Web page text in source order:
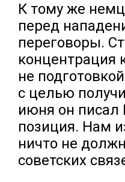
К тому же
перед
переговоры.
концентрация
не
с целью
июня он писал
позиция. Нам
ничто не
советских